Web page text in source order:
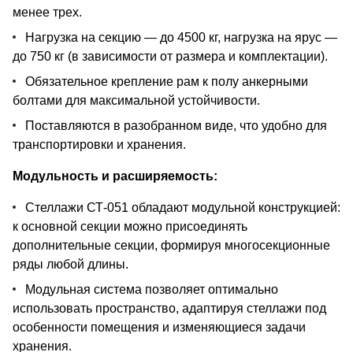
менее трех.
Нагрузка на секцию — до 4500 кг, нагрузка на ярус —
до 750 кг (в зависимости от размера и комплектации).
Обязательное крепление рам к полу анкерными
болтами для максимальной устойчивости.
Поставляются в разобранном виде, что удобно для
транспортировки и хранения.
Модульность и расширяемость:
Стеллажи СТ-051 обладают модульной конструкцией:
к основной секции можно присоединять
дополнительные секции, формируя многосекционные
ряды любой длины.
Модульная система позволяет оптимально
использовать пространство, адаптируя стеллажи под
особенности помещения и изменяющиеся задачи
хранения.